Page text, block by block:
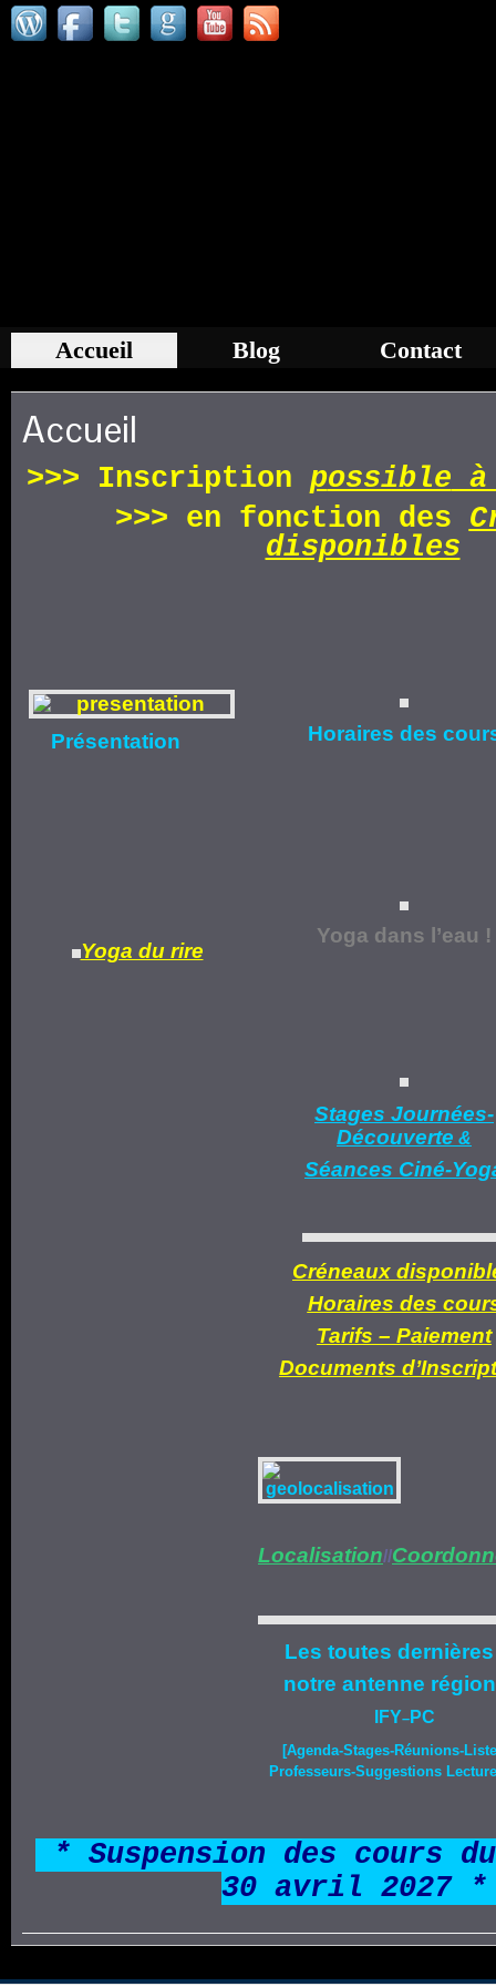
Accueil Blog Contact
Accueil
>>> Inscription possible à
>>> en fonction des
disponibles
Présentation Horaires des
Yoga du rire
Yoga dans l’eau !
Stages Journées-
Découverte &
Séances Ciné-
Créneaux
Horaires des
Tarifs – Paiement
Documents d’
Localisation//
Les toutes
notre antenne
IFY–PC
[Agenda-Stages-Réunions-
Professeurs-Suggestions
* Suspension des cours
30 avril 2027 *